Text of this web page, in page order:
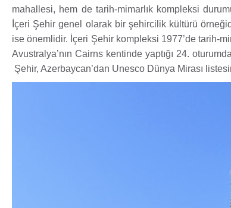
mahallesi, hem de tarih-mimarlık kompleksi
İçeri Şehir genel olarak bir şehircilik kültürü
ise önemlidir. İçeri Şehir kompleksi 1977’de tarih-
Avustralya’nın Cairns kentinde yaptığı 24.
Şehir, Azerbaycan’dan Unesco Dünya Mirası